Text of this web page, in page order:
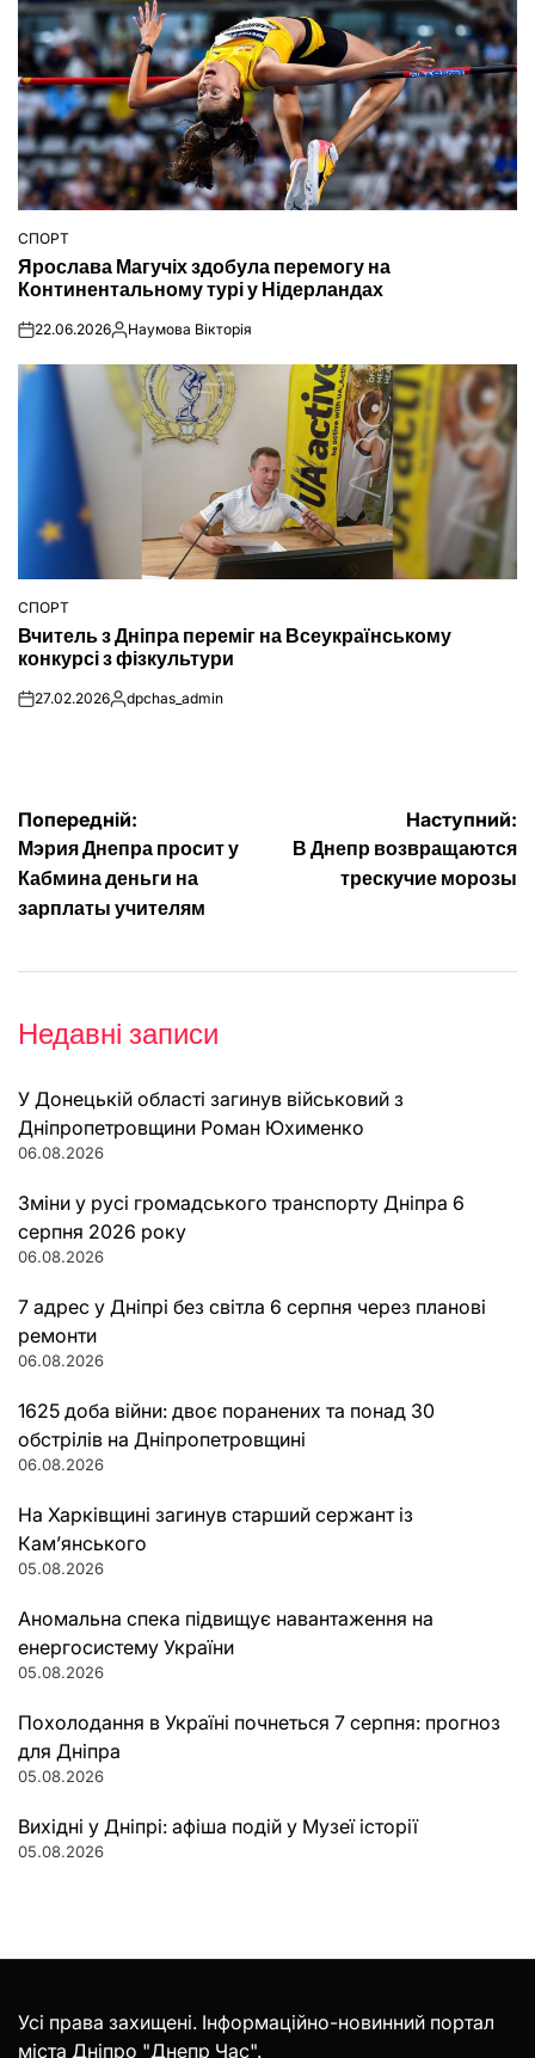
ОПУБЛІКУВАТИ
У
СПОРТ
Ярослава Магучіх здобула перемогу на
Континентальному турі у Нідерландах
on22.06.2026Опубліковано
Наумова Вікторія
ОПУБЛІКУВАТИ
У
СПОРТ
Вчитель з Дніпра переміг на Всеукраїнському
конкурсі з фізкультури
on27.02.2026Опубліковано
dpchas_admin
Навігація
записів
Попередній:
Мэрия Днепра просит у
Кабмина деньги на
зарплаты учителям
Наступний:
В Днепр возвращаются
трескучие морозы
Недавні записи
У Донецькій області загинув військовий з
Дніпропетровщини Роман Юхименко
06.08.2026
Зміни у русі громадського транспорту Дніпра 6
серпня 2026 року
06.08.2026
7 адрес у Дніпрі без світла 6 серпня через планові
ремонти
06.08.2026
1625 доба війни: двоє поранених та понад 30
обстрілів на Дніпропетровщині
06.08.2026
На Харківщині загинув старший сержант із
Кам’янського
05.08.2026
Аномальна спека підвищує навантаження на
енергосистему України
05.08.2026
Похолодання в Україні почнеться 7 серпня: прогноз
для Дніпра
05.08.2026
Вихідні у Дніпрі: афіша подій у Музеї історії
05.08.2026
Усі права захищені. Інформаційно-новинний портал
міста Дніпро "Днепр Час".